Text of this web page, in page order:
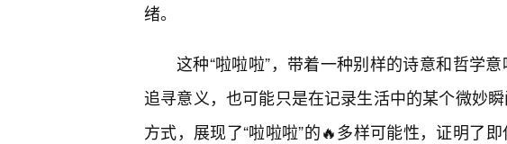
绪。
这种“啦啦啦”，带着一种别样的诗意和哲学
追寻意义，也可能只是在记录生活中的某个微妙
方式，展现了“啦啦啦”的🔥多样可能性，证明了